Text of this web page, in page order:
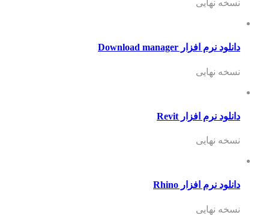
نسخه نهایی
دانلود نرم افزار Download manager
نسخه نهایی
دانلود نرم افزار Revit
نسخه نهایی
دانلود نرم افزار Rhino
نسخه نهایی